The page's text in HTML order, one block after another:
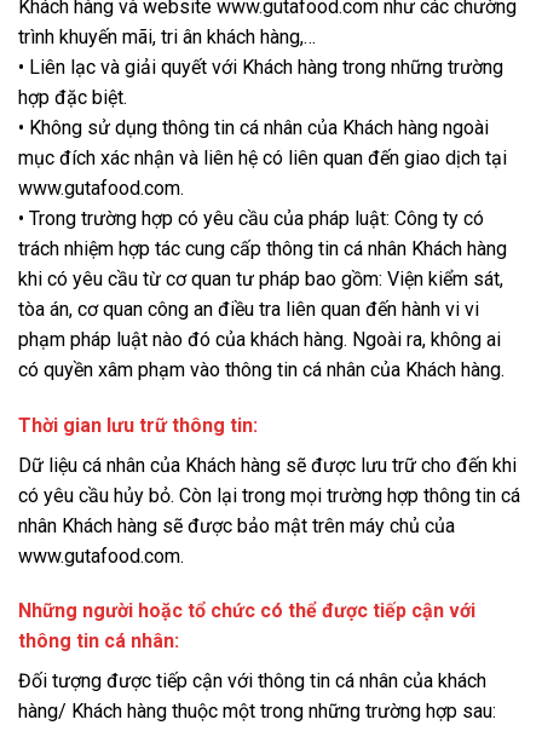
Khách hàng và website www.gutafood.com như các chường
trình khuyến mãi, tri ân khách hàng,…
• Liên lạc và giải quyết với Khách hàng trong những trường
hợp đặc biệt.
• Không sử dụng thông tin cá nhân của Khách hàng ngoài
mục đích xác nhận và liên hệ có liên quan đến giao dịch tại
www.gutafood.com.
• Trong trường hợp có yêu cầu của pháp luật: Công ty có
trách nhiệm hợp tác cung cấp thông tin cá nhân Khách hàng
khi có yêu cầu từ cơ quan tư pháp bao gồm: Viện kiểm sát,
tòa án, cơ quan công an điều tra liên quan đến hành vi vi
phạm pháp luật nào đó của khách hàng. Ngoài ra, không ai
có quyền xâm phạm vào thông tin cá nhân của Khách hàng.
Thời gian lưu trữ thông tin:
Dữ liệu cá nhân của Khách hàng sẽ được lưu trữ cho đến khi
có yêu cầu hủy bỏ. Còn lại trong mọi trường hợp thông tin cá
nhân Khách hàng sẽ được bảo mật trên máy chủ của
www.gutafood.com.
Những người hoặc tổ chức có thể được tiếp cận với
thông tin cá nhân:
Đối tượng được tiếp cận với thông tin cá nhân của khách
hàng/ Khách hàng thuộc một trong những trường hợp sau: